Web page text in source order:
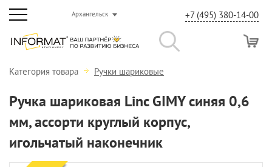
Архангельск +7 (495) 380-14-00
Категория товара Ручки шариковые
Ручка шариковая Linc GIMY синяя 0,6
мм, ассорти круглый корпус,
игольчатый наконечник